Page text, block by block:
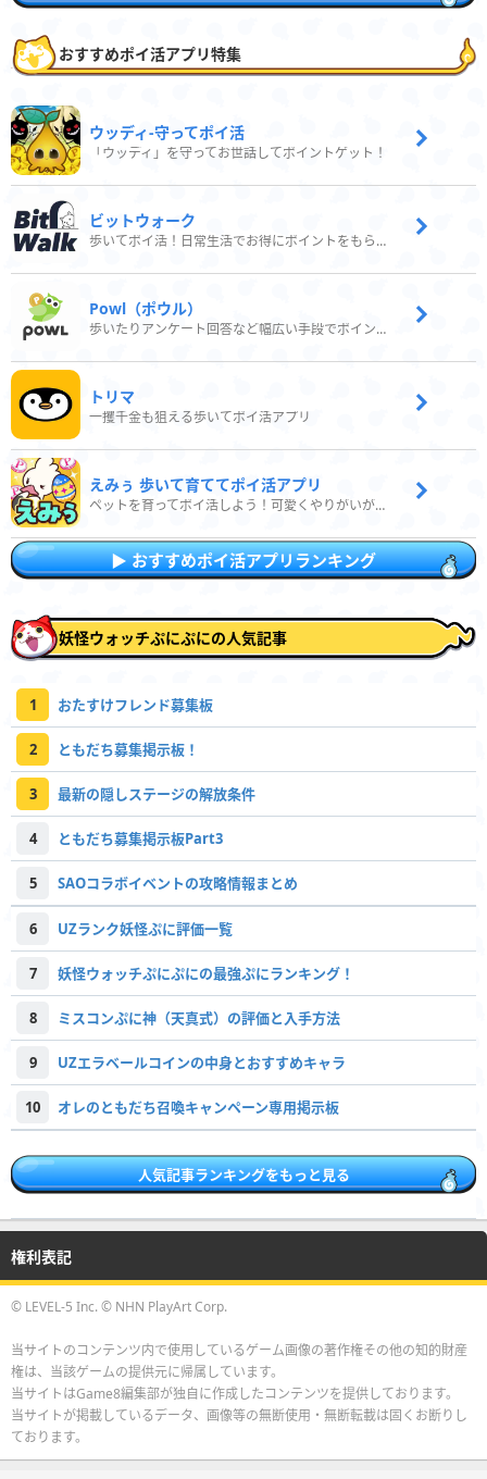
おすすめポイ活アプリ特集
ウッディ‐守ってポイ活
「ウッディ」を守ってお世話してポイントゲット！
ビットウォーク
歩いてポイ活！日常生活でお得にポイントをもらおう
Powl（ポウル）
歩いたりアンケート回答など幅広い手段でポイントをゲット
トリマ
一攫千金も狙える歩いてポイ活アプリ
えみぅ 歩いて育ててポイ活アプリ
ペットを育ってポイ活しよう！可愛くやりがいがある新感覚アプリ
おすすめポイ活アプリランキング
妖怪ウォッチぷにぷにの人気記事
1 おたすけフレンド募集板
2 ともだち募集掲示板！
3 最新の隠しステージの解放条件
4 ともだち募集掲示板Part3
5 SAOコラボイベントの攻略情報まとめ
6 UZランク妖怪ぷに評価一覧
7 妖怪ウォッチぷにぷにの最強ぷにランキング！
8 ミスコンぷに神（天真式）の評価と入手方法
9 UZエラベールコインの中身とおすすめキャラ
10 オレのともだち召喚キャンペーン専用掲示板
人気記事ランキングをもっと見る
権利表記
© LEVEL-5 Inc. © NHN PlayArt Corp.
当サイトのコンテンツ内で使用しているゲーム画像の著作権その他の知的財産
権は、当該ゲームの提供元に帰属しています。
当サイトはGame8編集部が独自に作成したコンテンツを提供しております。
当サイトが掲載しているデータ、画像等の無断使用・無断転載は固くお断りし
ております。